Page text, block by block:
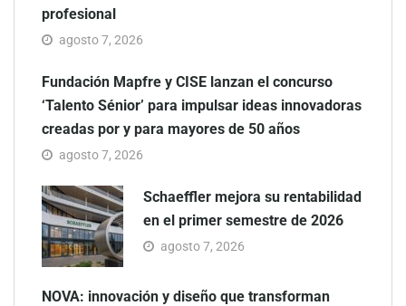
profesional
agosto 7, 2026
Fundación Mapfre y CISE lanzan el concurso
‘Talento Sénior’ para impulsar ideas innovadoras
creadas por y para mayores de 50 años
agosto 7, 2026
Schaeffler mejora su rentabilidad
en el primer semestre de 2026
agosto 7, 2026
NOVA: innovación y diseño que transforman